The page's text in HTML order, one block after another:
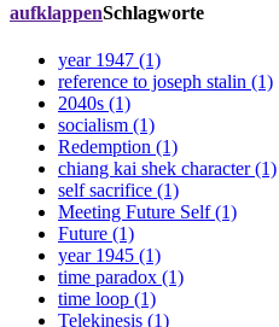
aufklappenSchlagworte
year 1947 (1)
reference to joseph stalin (1)
2040s (1)
socialism (1)
Redemption (1)
chiang kai shek character (1)
self sacrifice (1)
Meeting Future Self (1)
Future (1)
year 1945 (1)
time paradox (1)
time loop (1)
Telekinesis (1)